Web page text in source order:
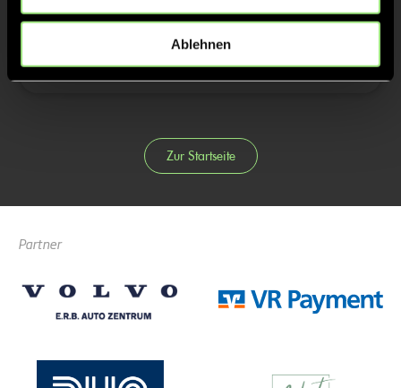
Ablehnen
Zur Startseite
Partner